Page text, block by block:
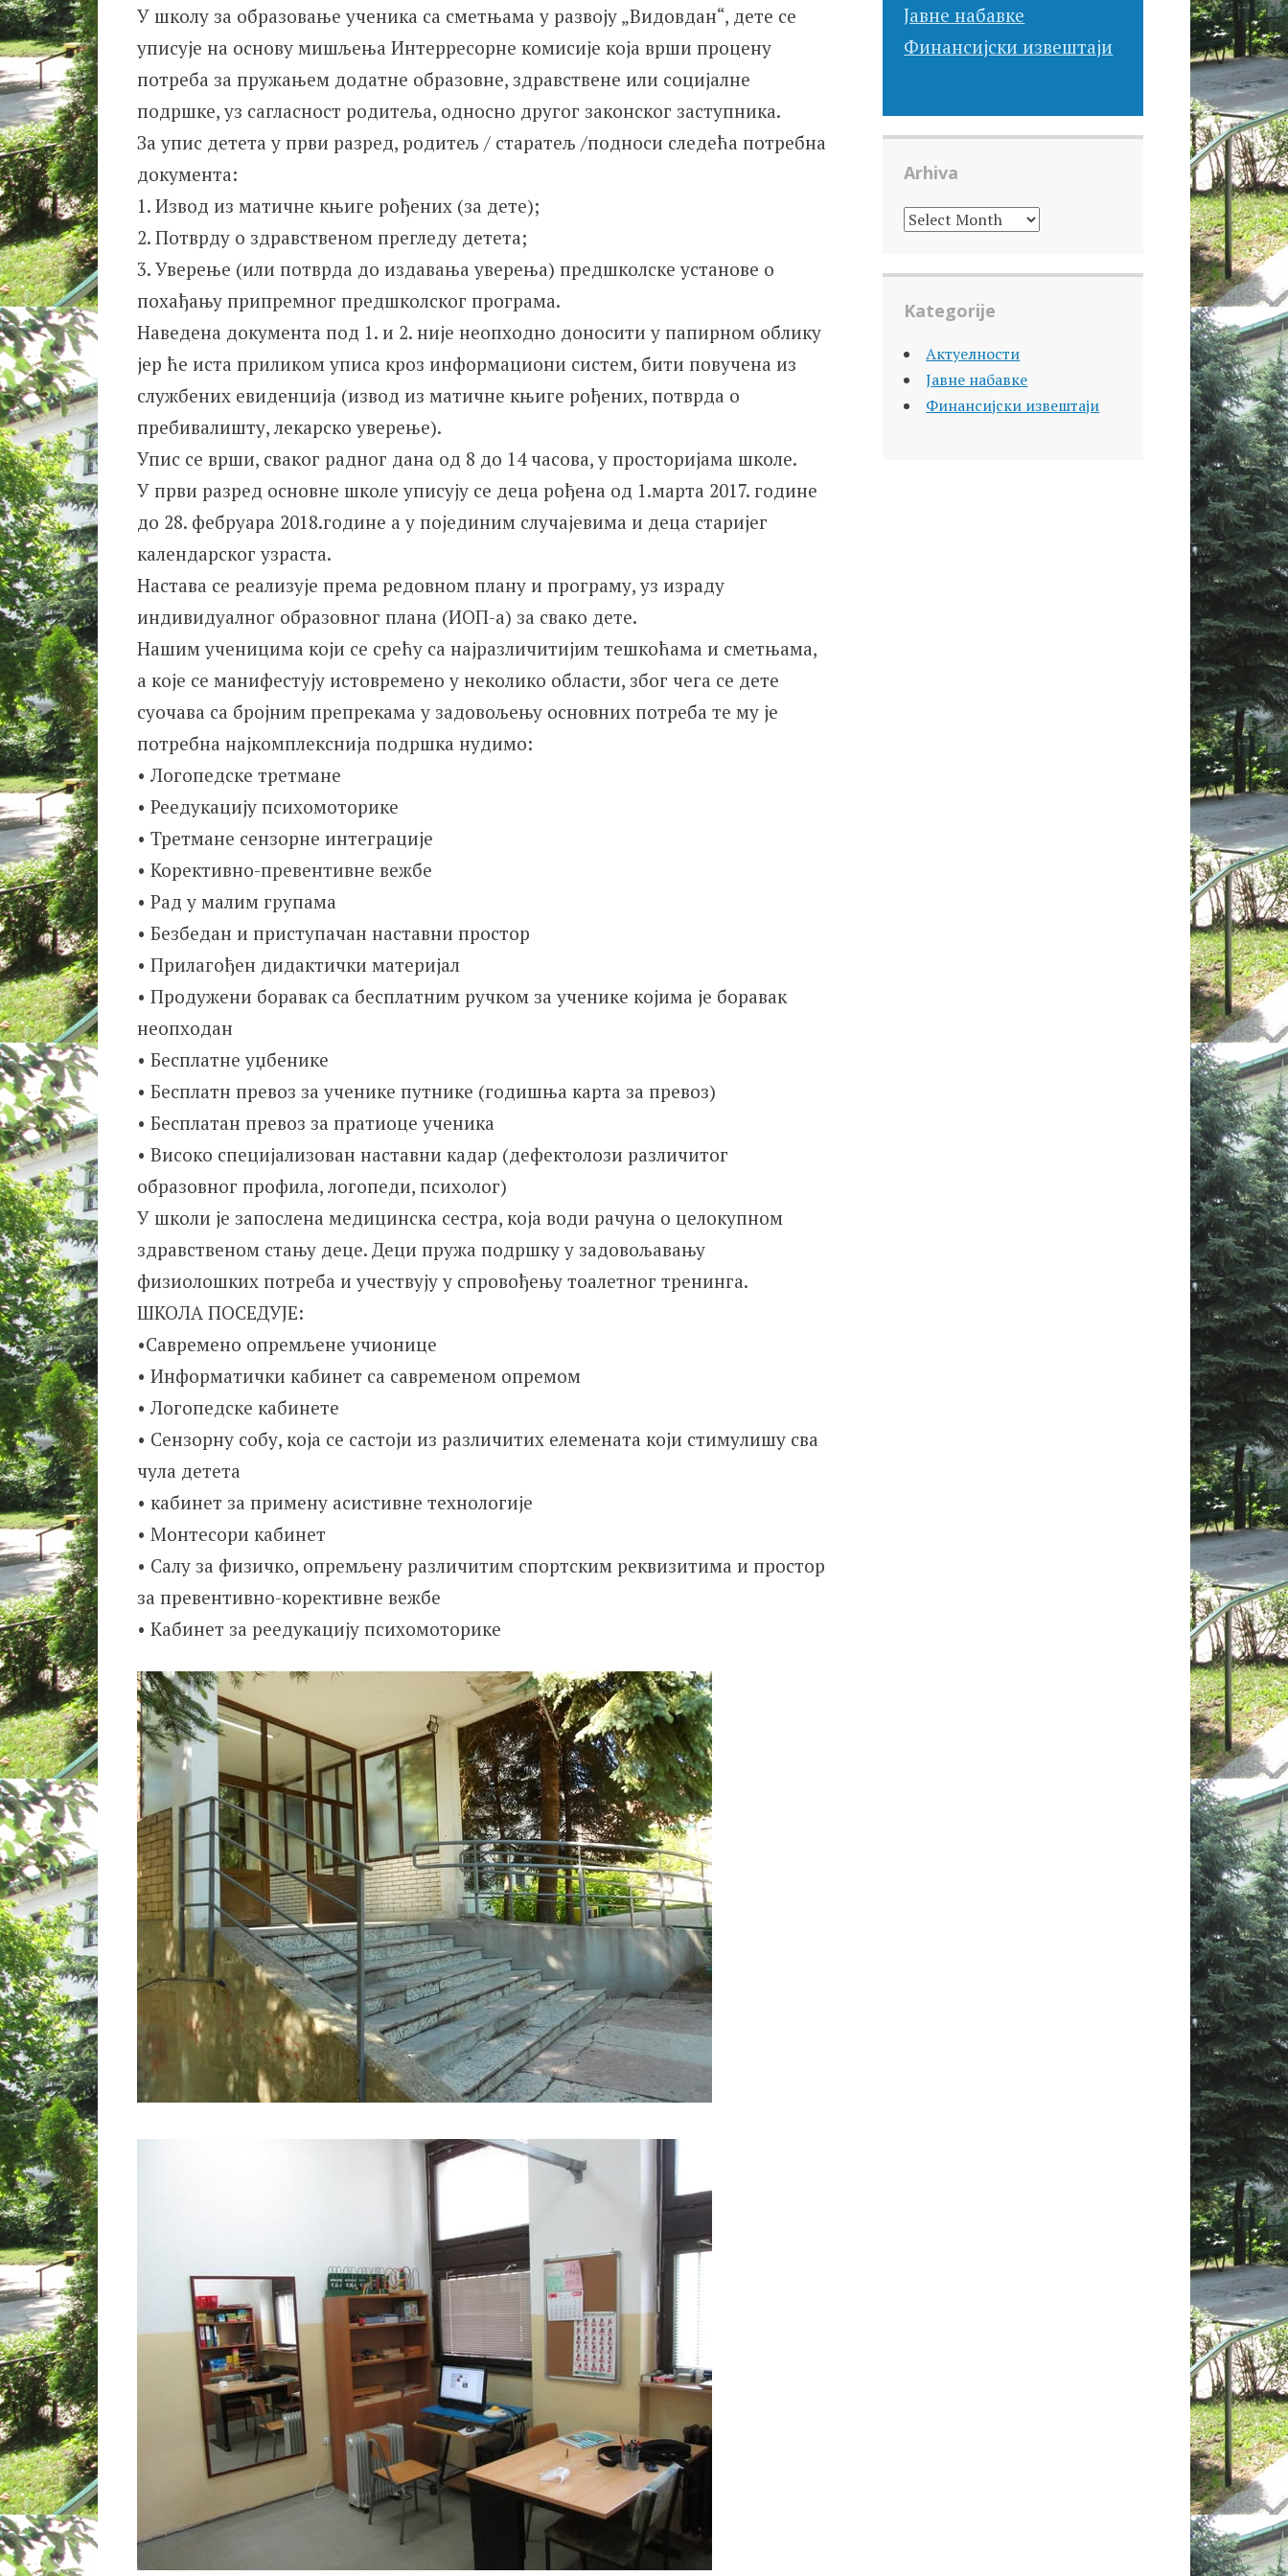
У школу за образовање ученика са сметњама у развоју „Видовдан“, дете се
уписује на основу мишљења Интерресорне комисије која врши процену
потреба за пружањем додатне образовне, здравствене или социјалне
подршке, уз сагласност родитеља, односно другог законског заступника.
За упис детета у први разред, родитељ / старатељ /подноси следећа потребна
документа:
1. Извод из матичне књиге рођених (за дете);
2. Потврду о здравственом прегледу детета;
3. Уверење (или потврда до издавања уверења) предшколске установе о
похађању припремног предшколског програма.
Наведена документа под 1. и 2. није неопходно доносити у папирном облику
јер ће иста приликом уписа кроз информациони систем, бити повучена из
службених евиденција (извод из матичне књиге рођених, потврда о
пребивалишту, лекарско уверење).
Упис се врши, сваког радног дана од 8 до 14 часова, у просторијама школе.
У први разред основне школе уписују се деца рођена од 1.марта 2017. године
до 28. фебруара 2018.године а у појединим случајевима и деца старијег
календарског узраста.
Настава се реализује према редовном плану и програму, уз израду
индивидуалног образовног плана (ИОП-а) за свако дете.
Нашим ученицима који се срећу са најразличитијим тешкоћама и сметњама,
а које се манифестују истовремено у неколико области, због чега се дете
суочава са бројним препрекама у задовољењу основних потреба те му је
потребна најкомплекснија подршка нудимо:
• Логопедске третмане
• Реедукацију психомоторике
• Третмане сензорне интеграције
• Корективно-превентивне вежбе
• Рад у малим групама
• Безбедан и приступачан наставни простор
• Прилагођен дидактички материјал
• Продужени боравак са бесплатним ручком за ученике којима је боравак
неопходан
• Бесплатне уџбенике
• Бесплатн превоз за ученике путнике (годишња карта за превоз)
• Бесплатан превоз за пратиоце ученика
• Високо специјализован наставни кадар (дефектолози различитог
образовног профила, логопеди, психолог)
У школи је запослена медицинска сестра, која води рачуна о целокупном
здравственом стању деце. Деци пружа подршку у задовољавању
физиолошких потреба и учествују у спровођењу тоалетног тренинга.
ШКОЛА ПОСЕДУЈЕ:
•Савремено опремљене учионице
• Информатички кабинет са савременом опремом
• Логопедске кабинете
• Сензорну собу, која се састоји из различитих елемената који стимулишу сва
чула детета
• кабинет за примену асистивне технологије
• Монтесори кабинет
• Салу за физичко, опремљену различитим спортским реквизитима и простор
за превентивно-корективне вежбе
• Кабинет за реедукацију психомоторике
Јавне набавке
Финансијски извештаји
Arhiva
ARHIVA
Kategorije
Актуелности
Јавне набавке
Финансијски извештаји